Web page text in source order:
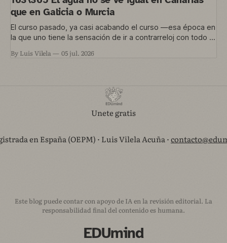
que en Galicia o Murcia
El curso pasado, ya casi acabando el curso —esa época en
la que uno tiene la sensación de ir a contrarreloj con todo lo
proyecto que está en marcha ahora. Una convocatoria de
By Luis Vilela 05 jul. 2026
Unete gratis
en España (OEPM) · Luis Vilela Acuña ·
Este blog puede contar con apoyo de IA en la revisión editorial. La
responsabilidad final del contenido es humana.
EDUmind